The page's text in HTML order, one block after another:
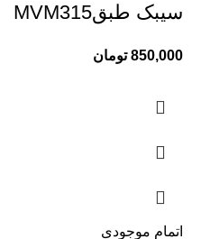
سیبک طبقMVM315
850,000 تومان
اتمام موجودی